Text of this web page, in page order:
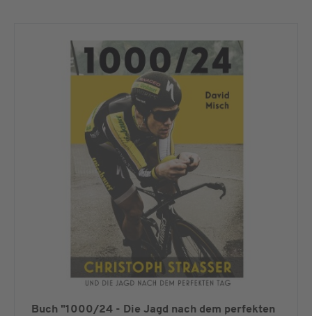
Buch "1000/24 - Die Jagd nach dem perfekten